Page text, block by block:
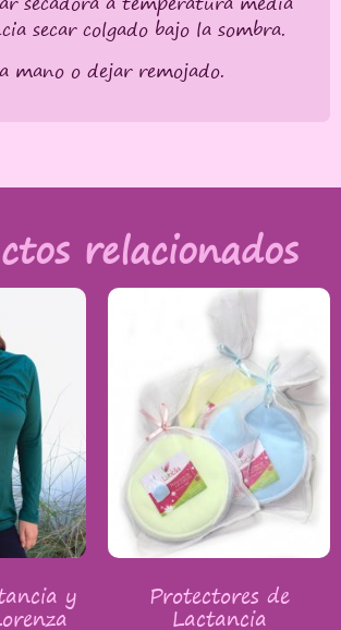
secar colgado bajo la sombra.
mano o dejar remojado.
relacionados
y Protectores de
Lactancia